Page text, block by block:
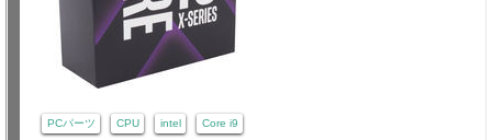
PCパーツ CPU intel Core i9